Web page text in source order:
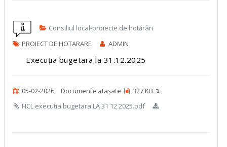
Consiliul local-proiecte de hotărâri
PROIECT DE HOTARARE
ADMIN
Execuția bugetara la 31.12.2025
05-02-2026 Documente atașate
327 KB ↴
HCL executia bugetara LA 31 12 2025.pdf